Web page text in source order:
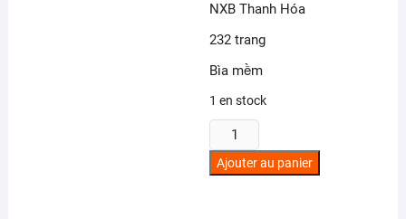
NXB Thanh Hóa
232 trang
Bìa mềm
1 en stock
quantité
de
Nghe
Ajouter au panier